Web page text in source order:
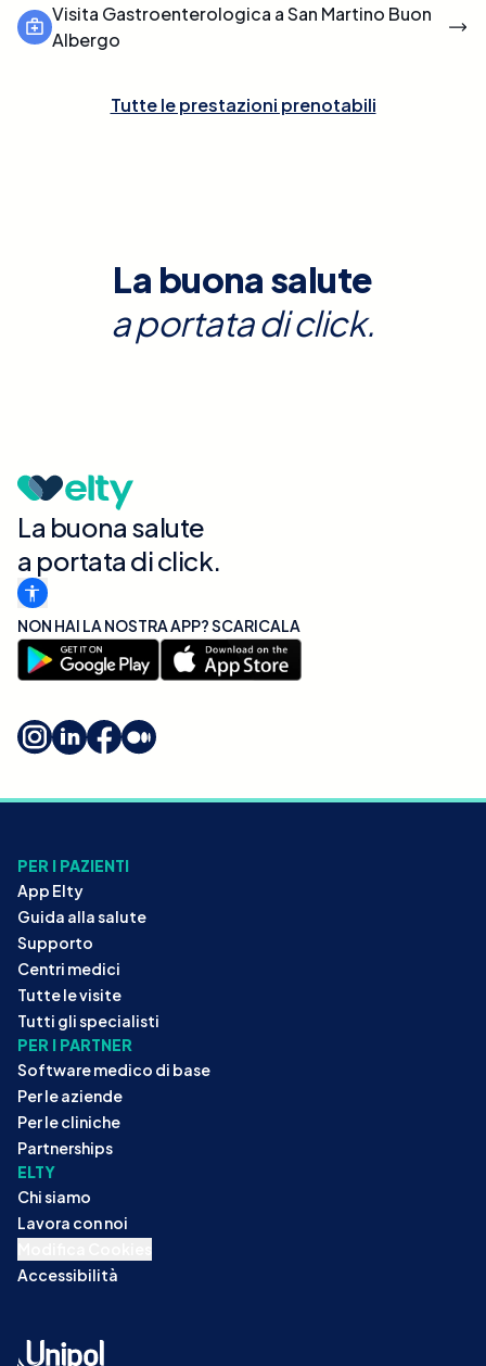
Visita Gastroenterologica a San Martino Buon
Albergo
Tutte le prestazioni prenotabili
La buona salute
a portata di click.
La buona salute
a portata di click.
NON HAI LA NOSTRA APP? SCARICALA
PER I PAZIENTI
App Elty
Guida alla salute
Supporto
Centri medici
Tutte le visite
Tutti gli specialisti
PER I PARTNER
Software medico di base
Per le aziende
Per le cliniche
Partnerships
ELTY
Chi siamo
Lavora con noi
Accessibilità